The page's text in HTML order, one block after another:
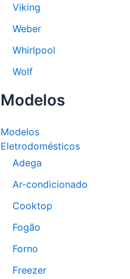
Viking
Weber
Whirlpool
Wolf
Modelos
Modelos
Eletrodomésticos
Adega
Ar-condicionado
Cooktop
Fogão
Forno
Freezer